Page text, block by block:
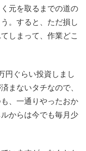
元を取るまでの道の
。すると、ただ損し
しまって、作業どこ
円ぐらい投資しまし
まないタチなので、
、一通りやったおか
からは今でも毎月少